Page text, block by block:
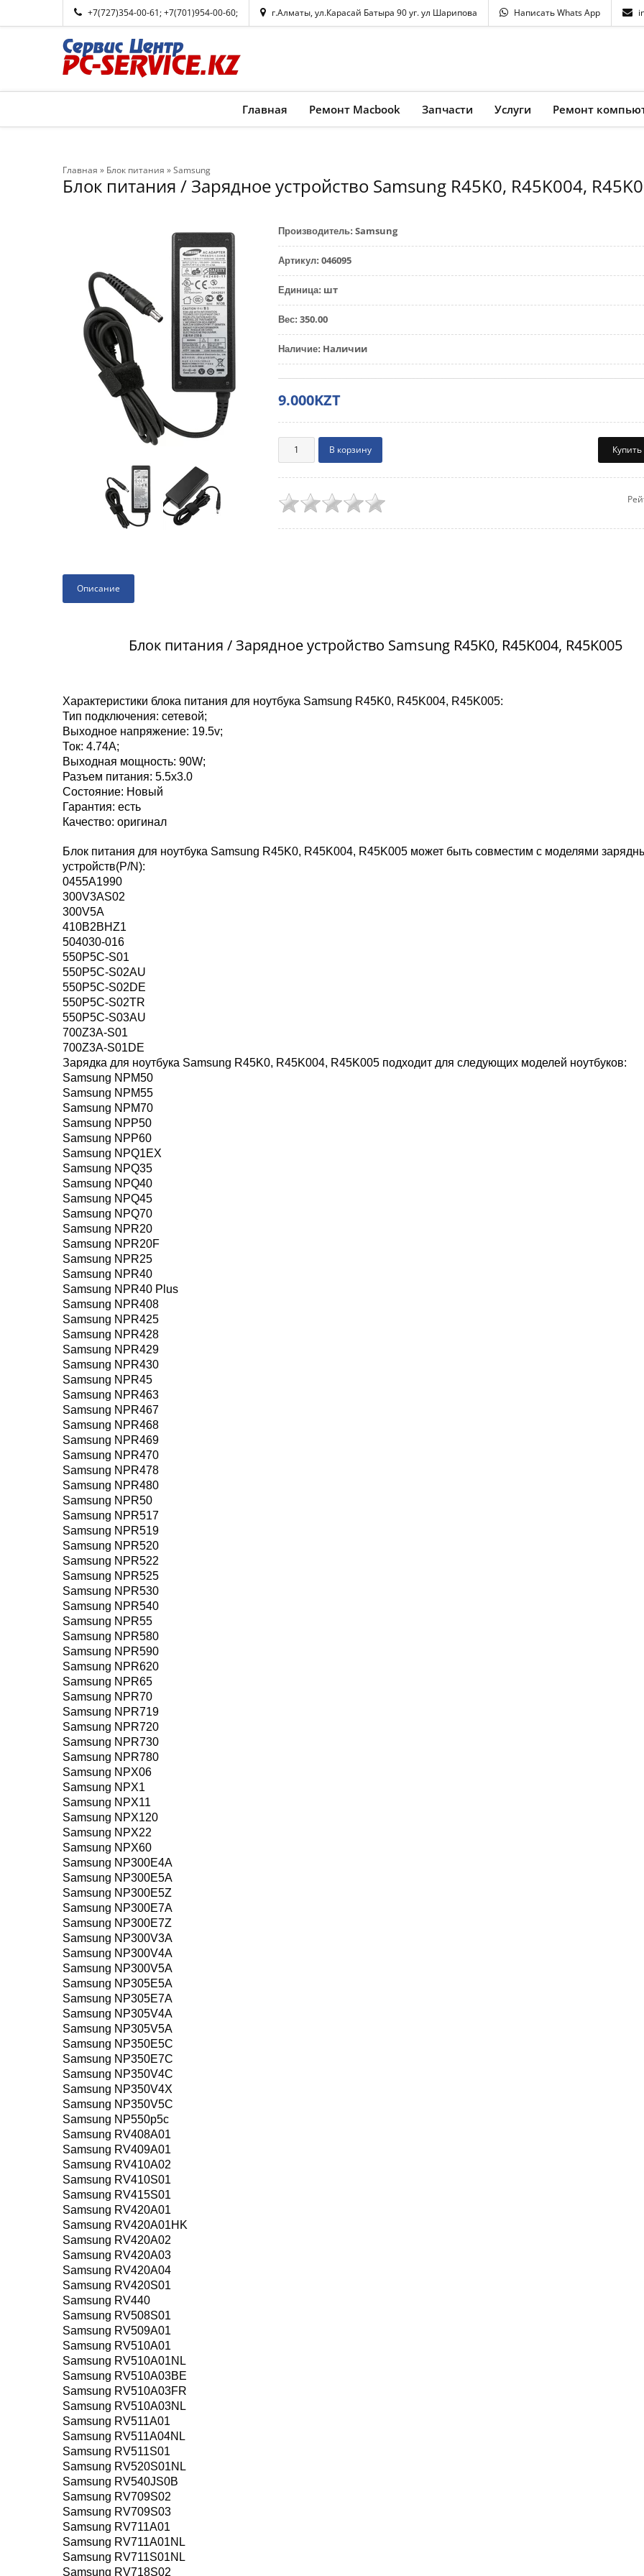
+7(727)354-00-61;+7(701)954-00-60; г.Алматы, ул.Карасай Батыра 90 уг. ул Шарипова Написать Whats App
Главная Ремонт Macbook Запчасти Услуги Ремонт
Главная » Блок питания »Samsung
Блок питания / Зарядное устройство Samsung R45K0, R45K004,
Производитель: Samsung
Артикул: 046095
Единица: шт
Вес: 350.00
Наличие: Наличии
9.000KZT
Описание
Блок питания / Зарядное устройство Samsung R45K0, R45K004, R45K005
Характеристики блока питания для ноутбука Samsung R45K0, R45K004, R45K005:
Тип подключения: сетевой;
Выходное напряжение: 19.5v;
Ток: 4.74A;
Выходная мощность: 90W;
Разъем питания: 5.5x3.0
Состояние: Новый
Гарантия: есть
Качество: оригинал
Блок питания для ноутбука Samsung R45K0, R45K004, R45K005 может быть совместим с моделями
устройств(P/N):
0455A1990
300V3AS02
300V5A
410B2BHZ1
504030-016
550P5C-S01
550P5C-S02AU
550P5C-S02DE
550P5C-S02TR
550P5C-S03AU
700Z3A-S01
700Z3A-S01DE
Зарядка для ноутбука Samsung R45K0, R45K004, R45K005 подходит для следующих моделей ноутбуков:
Samsung NPM50
Samsung NPM55
Samsung NPM70
Samsung NPP50
Samsung NPP60
Samsung NPQ1EX
Samsung NPQ35
Samsung NPQ40
Samsung NPQ45
Samsung NPQ70
Samsung NPR20
Samsung NPR20F
Samsung NPR25
Samsung NPR40
Samsung NPR40 Plus
Samsung NPR408
Samsung NPR425
Samsung NPR428
Samsung NPR429
Samsung NPR430
Samsung NPR45
Samsung NPR463
Samsung NPR467
Samsung NPR468
Samsung NPR469
Samsung NPR470
Samsung NPR478
Samsung NPR480
Samsung NPR50
Samsung NPR517
Samsung NPR519
Samsung NPR520
Samsung NPR522
Samsung NPR525
Samsung NPR530
Samsung NPR540
Samsung NPR55
Samsung NPR580
Samsung NPR590
Samsung NPR620
Samsung NPR65
Samsung NPR70
Samsung NPR719
Samsung NPR720
Samsung NPR730
Samsung NPR780
Samsung NPX06
Samsung NPX1
Samsung NPX11
Samsung NPX120
Samsung NPX22
Samsung NPX60
Samsung NP300E4A
Samsung NP300E5A
Samsung NP300E5Z
Samsung NP300E7A
Samsung NP300E7Z
Samsung NP300V3A
Samsung NP300V4A
Samsung NP300V5A
Samsung NP305E5A
Samsung NP305E7A
Samsung NP305V4A
Samsung NP305V5A
Samsung NP350E5C
Samsung NP350E7C
Samsung NP350V4C
Samsung NP350V4X
Samsung NP350V5C
Samsung NP550p5c
Samsung RV408A01
Samsung RV409A01
Samsung RV410A02
Samsung RV410S01
Samsung RV415S01
Samsung RV420A01
Samsung RV420A01HK
Samsung RV420A02
Samsung RV420A03
Samsung RV420A04
Samsung RV420S01
Samsung RV440
Samsung RV508S01
Samsung RV509A01
Samsung RV510A01
Samsung RV510A01NL
Samsung RV510A03BE
Samsung RV510A03FR
Samsung RV510A03NL
Samsung RV511A01
Samsung RV511A04NL
Samsung RV511S01
Samsung RV520S01NL
Samsung RV540JS0B
Samsung RV709S02
Samsung RV709S03
Samsung RV711A01
Samsung RV711A01NL
Samsung RV711S01NL
Samsung RV718S02